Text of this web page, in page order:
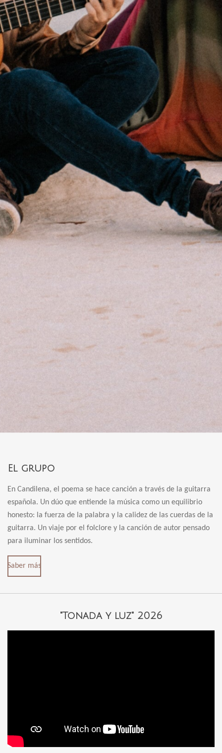
El grupo
En Candilena, el poema se hace canción a través de la guitarra
española. Un dúo que entiende la música como un equilibrio
honesto: la fuerza de la palabra y la calidez de las cuerdas de la
guitarra. Un viaje por el folclore y la canción de autor pensado
para iluminar los sentidos.
Saber más
"Tonada y luz" 2026